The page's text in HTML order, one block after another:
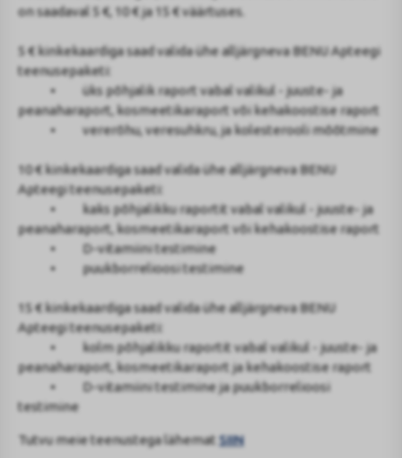
on saadaval 5 €, 10 € ja 15 € väärtuses.
5 € kinkekaardiga saad valida ühe alljärgneva BENU Apteegi
teenusepaketi:
• üks põhjalik raport vabal valikul - juuste- ja
peanaharaport, kosmeetikaraport või kehakoostise raport
• vererõhu, veresuhkru, ja kolesterooli mõõtmine
10 € kinkekaardiga saad valida ühe alljärgneva BENU
Apteegi teenusepaketi:
• kaks põhjalikku raportit vabal valikul - juuste- ja
peanaharaport, kosmeetikaraport või kehakoostise raport
• D-vitamiini testimine
• puukborrelioosi testimine
15 € kinkekaardiga saad valida ühe alljärgneva BENU
Apteegi teenusepaketi:
• kolm põhjalikku raportit vabal valikul - juuste- ja
peanaharaport, kosmeetikaraport ja kehakoostise raport
• D-vitamiini testimine ja puukborrelioosi
testimine
Tutvu meie teenustega lähemat SIIN